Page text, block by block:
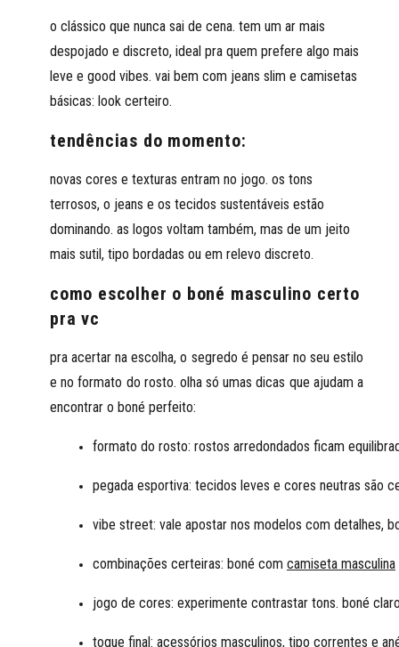
o clássico que nunca sai de cena. tem um ar mais
despojado e discreto, ideal pra quem prefere algo mais
leve e good vibes. vai bem com jeans slim e camisetas
básicas: look certeiro.
tendências do momento:
novas cores e texturas entram no jogo. os tons
terrosos, o jeans e os tecidos sustentáveis estão
dominando. as logos voltam também, mas de um jeito
mais sutil, tipo bordadas ou em relevo discreto.
como escolher o boné masculino certo
pra vc
pra acertar na escolha, o segredo é pensar no seu estilo
e no formato do rosto. olha só umas dicas que ajudam a
encontrar o boné perfeito:
formato do rosto: rostos arredondados ficam
pegada esportiva: tecidos leves e cores neutras são
vibe street: vale apostar nos modelos com detalhes,
combinações certeiras: boné com camiseta masculina
jogo de cores: experimente contrastar tons. boné
toque final: acessórios masculinos, tipo correntes e